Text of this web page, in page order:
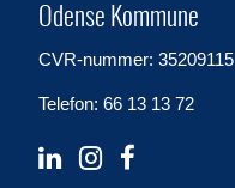
Odense Kommune
CVR-nummer: 35209115
Telefon: 66 13 13 72